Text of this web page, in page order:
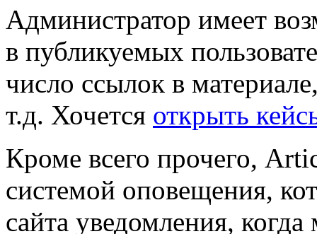
Администратор имеет
в публикуемых
число ссылок в
т.д. Хочется открыть
Кроме всего прочего,
системой оповещения,
сайта уведомления,